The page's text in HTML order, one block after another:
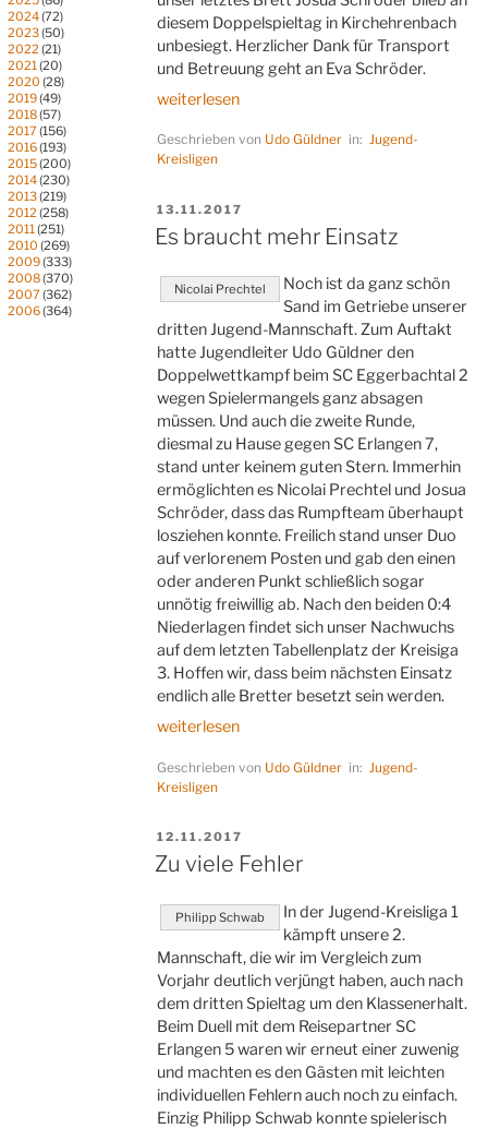
2024(72)
2023(50)
2022 (21)
2021 (20)
2020 (28)
2019(49)
2018(57)
2017(156)
2016(193)
2015(200)
2014(230)
2013(219)
2012 (258)
2011 (251)
2010 (269)
2009(333)
2008(370)
2007(362)
2006(364)
diesem Doppelspieltag in Kirchehrenbach
unbesiegt. Herzlicher Dank für Transport
und Betreuung geht an Eva Schröder.
„Endstation
weiterlesen
Geschrieben von Udo Güldner in:Jugend-
Kreisligen
VERÖFFENTLICHT
AM
13.11.2017
Es braucht mehr Einsatz
Nicolai Prechtel
Noch ist da ganz schön
Sand im Getriebe unserer
dritten Jugend-Mannschaft. Zum Auftakt
hatte Jugendleiter Udo Güldner den
Doppelwettkampf beim SC Eggerbachtal 2
wegen Spielermangels ganz absagen
müssen. Und auch die zweite Runde,
diesmal zu Hause gegen SC Erlangen 7,
stand unter keinem guten Stern. Immerhin
ermöglichten es Nicolai Prechtel und Josua
Schröder, dass das Rumpfteam überhaupt
losziehen konnte. Freilich stand unser Duo
auf verlorenem Posten und gab den einen
oder anderen Punkt schließlich sogar
unnötig freiwillig ab. Nach den beiden 0:4
Niederlagen findet sich unser Nachwuchs
auf dem letzten Tabellenplatz der Kreisiga
3. Hoffen wir, dass beim nächsten Einsatz
endlich alle Bretter besetzt sein werden.
„Es
mehr
Einsatz“
weiterlesen
Geschrieben von Udo Güldner in: Jugend-
Kreisligen
VERÖFFENTLICHT
AM
12.11.2017
Zu viele Fehler
Philipp Schwab
In der Jugend-Kreisliga 1
kämpft unsere 2.
Mannschaft, die wir im Vergleich zum
Vorjahr deutlich verjüngt haben, auch nach
dem dritten Spieltag um den Klassenerhalt.
Beim Duell mit dem Reisepartner SC
Erlangen 5 waren wir erneut einer zuwenig
und machten es den Gästen mit leichten
individuellen Fehlern auch noch zu einfach.
Einzig Philipp Schwab konnte spielerisch